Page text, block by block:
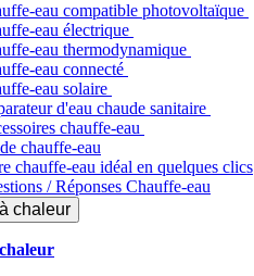
eau compatible photovoltaïque
eau électrique
eau thermodynamique
eau connecté
eau solaire
d'eau chaude sanitaire
chauffe-eau
chauffe-eau
chauffe-eau idéal en quelques clics
/ Réponses Chauffe-eau
chaleur